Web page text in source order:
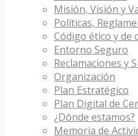
Misión, Visión y
Políticas,
Código ético y de
Entorno Seguro
Reclamaciones y
Organización
Plan Estratégico
Plan Digital de
¿Dónde estamos?
Memoria de